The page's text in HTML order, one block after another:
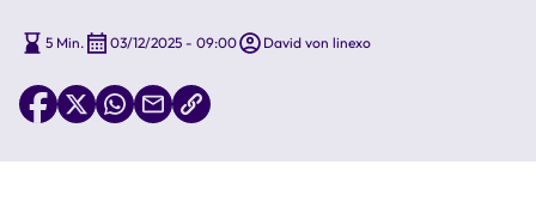
5 Min. 03/12/2025 - 09:00 David von linexo